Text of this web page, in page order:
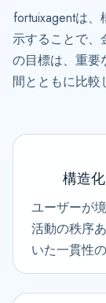
fortuixagentは
示することで、
の目標は、重要
間とともに比
構造
ユーザーが
活動の秩序
いた一貫性